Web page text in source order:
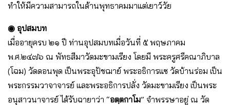
ทำให้มีความสามารถในด้านพุทธาคมมาแต่เยาว์วัย
◉ อุปสมบท
เมื่ออายุครบ ๒๑ ปี ท่านอุปสมบทเมื่อวันที่ ๕ พฤษภาคม
พ.ศ.๒๔๗๖ ณ พัทธสีมาวัดมะขามเรียง โดยมี พระครูศรีคณาภิบาล
(โฉม) วัดดอนพุด เป็นพระอุปัชฌาย์ พระอธิการแซ วัดบ้านร่อม เป็น
พระกรรมวาจาจารย์ และพระอธิการปลั่ง วัดมะขามเรียง เป็นพระ
อนุสาวนาจารย์ ได้รับฉายาว่า “อตฺตกาโม” จำพรรษาอยู่ ณ วัด